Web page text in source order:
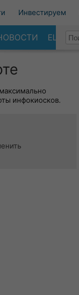
Инвестируем
ЕЩЕ
инфокиосков.